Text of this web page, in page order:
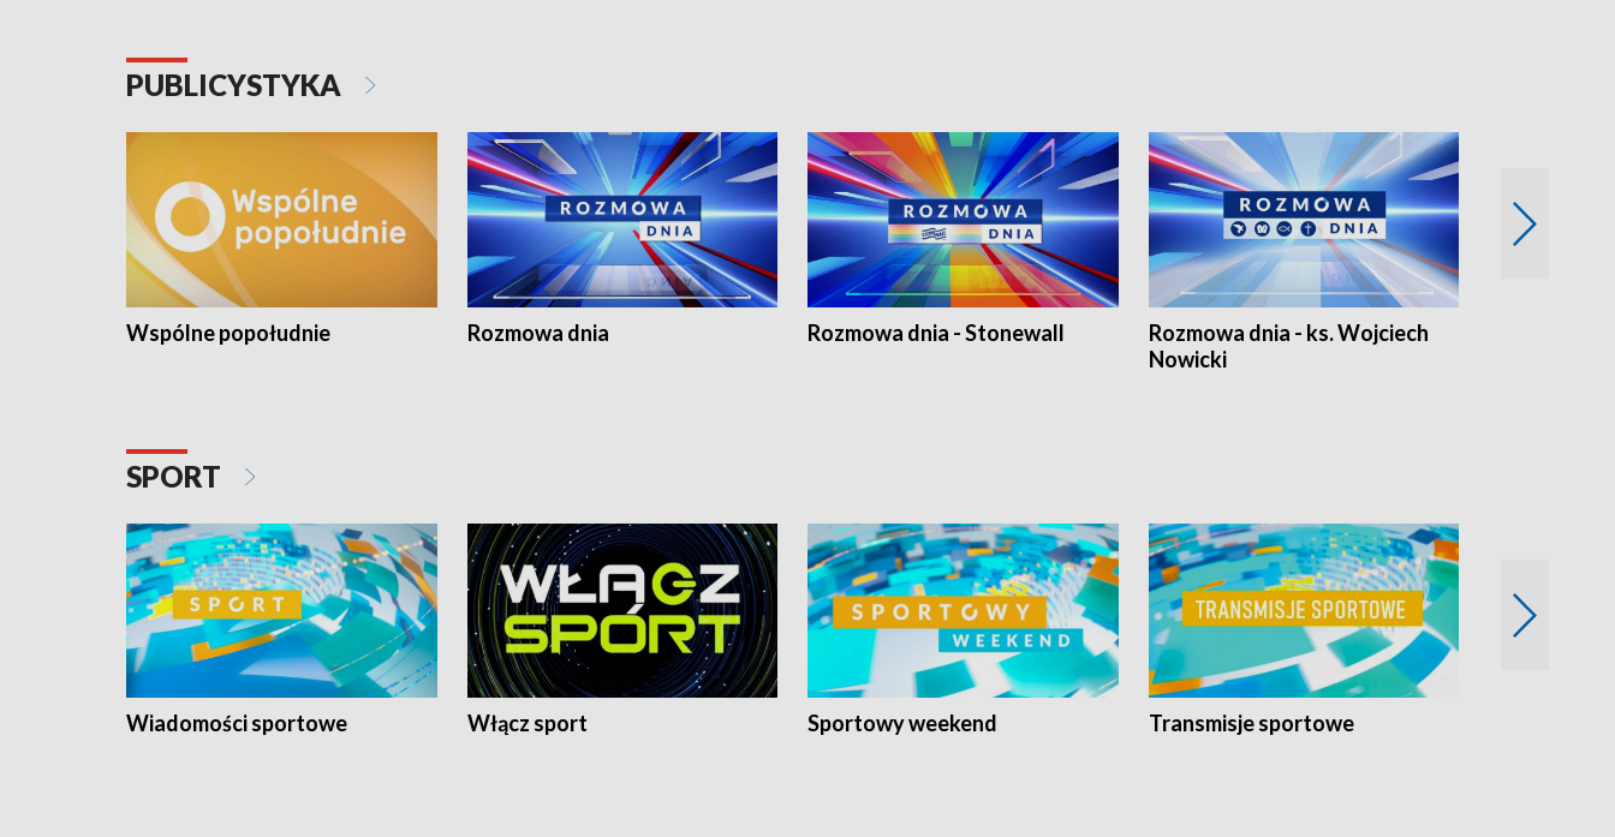
PUBLICYSTYKA
Wspólne popołudnie Rozmowa dnia Rozmowa dnia - Stonewall
Rozmowa dnia - ks. Wojciech
Nowicki
SPORT
Wiadomości sportowe Włącz sport Sportowy weekend Transmisje sportowe